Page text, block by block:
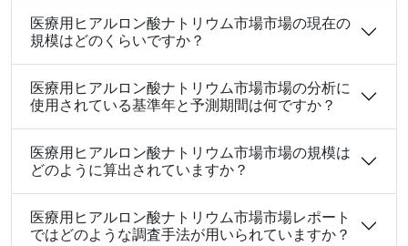
医療用ヒアルロン酸ナトリウム市場市場の現在の
規模はどのくらいですか？
医療用ヒアルロン酸ナトリウム市場市場の分析に
使用されている基準年と予測期間は何ですか？
医療用ヒアルロン酸ナトリウム市場市場の規模は
どのように算出されていますか？
医療用ヒアルロン酸ナトリウム市場市場レポート
ではどのような調査手法が用いられていますか？